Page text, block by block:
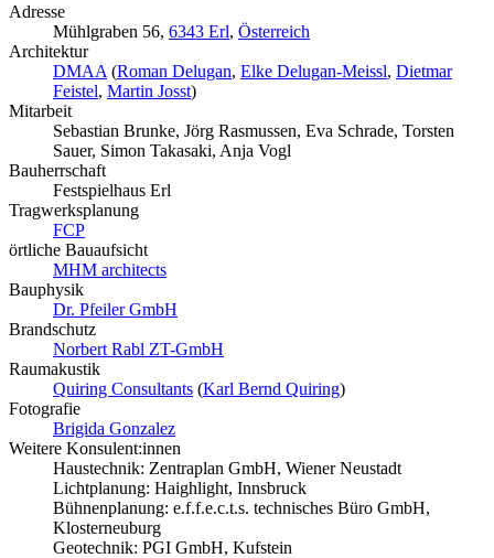
Adresse
Mühlgraben 56, 6343 Erl, Österreich
Architektur
DMAA (Roman Delugan, Elke Delugan-Meissl, Dietmar
Feistel, Martin Josst)
Mitarbeit
Sebastian Brunke, Jörg Rasmussen, Eva Schrade, Torsten
Sauer, Simon Takasaki, Anja Vogl
Bauherrschaft
Festspielhaus Erl
Tragwerksplanung
FCP
örtliche Bauaufsicht
MHM architects
Bauphysik
Dr. Pfeiler GmbH
Brandschutz
Norbert Rabl ZT-GmbH
Raumakustik
Quiring Consultants (Karl Bernd Quiring)
Fotografie
Brigida Gonzalez
Weitere Konsulent:innen
Haustechnik: Zentraplan GmbH, Wiener Neustadt
Lichtplanung: Haighlight, Innsbruck
Bühnenplanung: e.f.f.e.c.t.s. technisches Büro GmbH,
Klosterneuburg
Geotechnik: PGI GmbH, Kufstein